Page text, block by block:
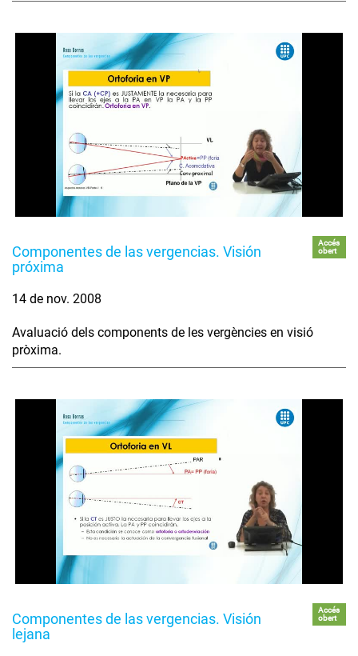
Componentes de las vergencias. Visión
próxima
Accés
obert
14 de nov. 2008
Avaluació dels components de les vergències en visió
pròxima.
Componentes de las vergencias. Visión
lejana
Accés
obert